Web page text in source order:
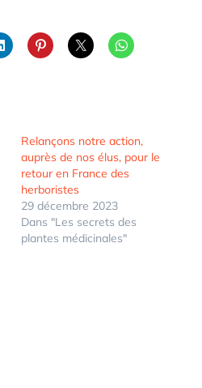
Relançons notre action,
auprès de nos élus, pour le
retour en France des
herboristes
29 décembre 2023
Dans "Les secrets des
plantes médicinales"